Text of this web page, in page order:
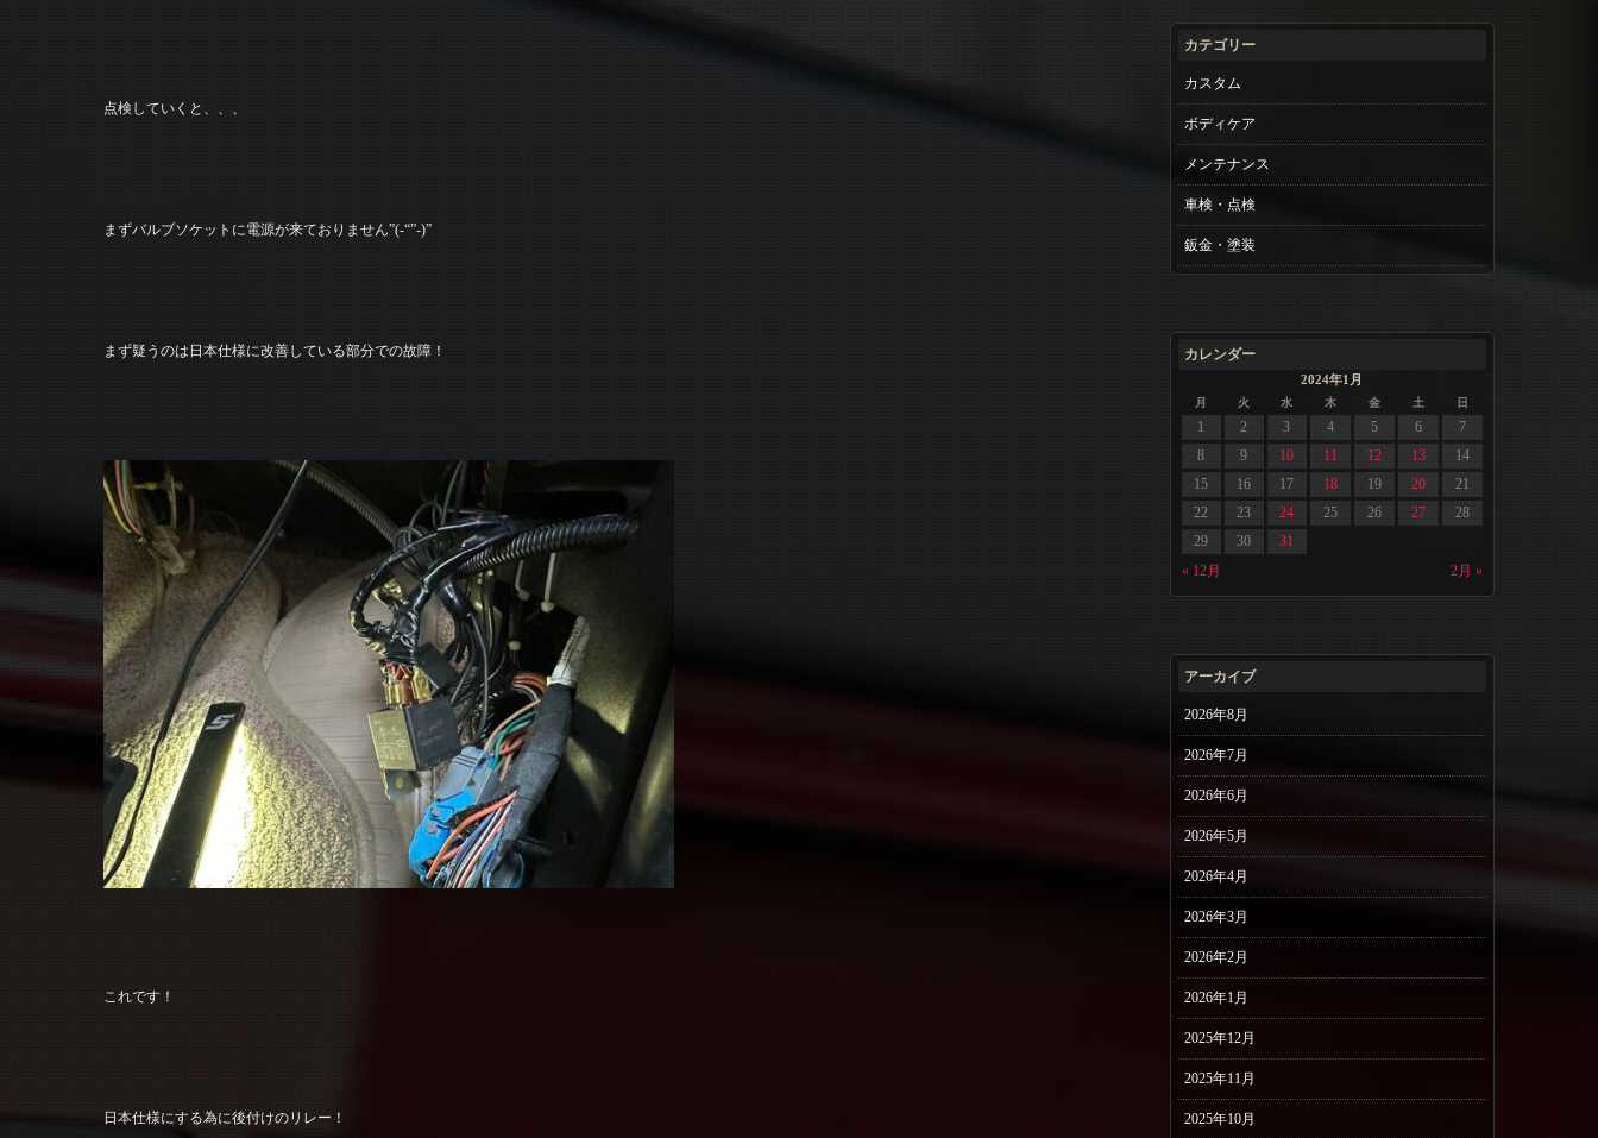
点検していくと、、、
まずバルブソケットに電源が来ておりません”(-“”-)”
まず疑うのは日本仕様に改善している部分での故障！
これです！
日本仕様にする為に後付けのリレー！
カテゴリー
カスタム
ボディケア
メンテナンス
車検・点検
鈑金・塗装
カレンダー
2024年1月
月 火 水 木 金 土 日
« 12月 2月 »
1 2 3 4 5 6
7
8
9 10 11 12 13
14
15
16 17 18 19 20
21
22
23 24 25 26 27
28
29
30 31
アーカイブ
2026年8月
2026年7月
2026年6月
2026年5月
2026年4月
2026年3月
2026年2月
2026年1月
2025年12月
2025年11月
2025年10月